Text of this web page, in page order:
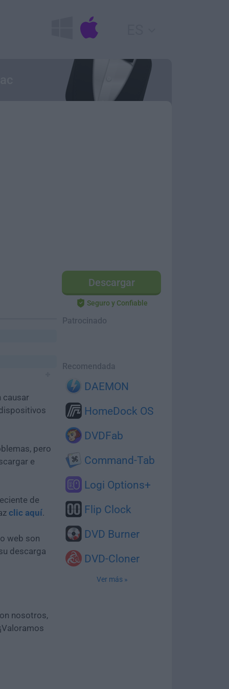
Descargar
Seguro y Confiable
Patrocinado
Recomendada
DAEMON
HomeDock OS
DVDFab
Command-Tab
Logi Options+
Flip Clock
DVD Burner
DVD-Cloner
Ver más »
causar
pero
e
de
clic aquí.
web son
descarga
nosotros,